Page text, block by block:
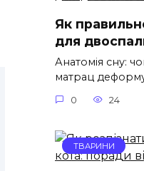
Як
для
Анатомія сну:
матрац
0 24
ТВАРИНИ